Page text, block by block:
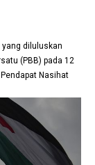
yang diluluskan
(PBB) pada 12